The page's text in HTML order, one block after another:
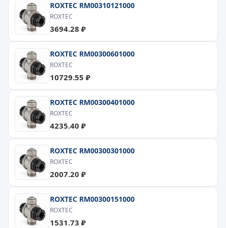
ROXTEC RM00310121000
ROXTEC
3694.28 ₽
ROXTEC RM00300601000
ROXTEC
10729.55 ₽
ROXTEC RM00300401000
ROXTEC
4235.40 ₽
ROXTEC RM00300301000
ROXTEC
2007.20 ₽
ROXTEC RM00300151000
ROXTEC
1531.73 ₽